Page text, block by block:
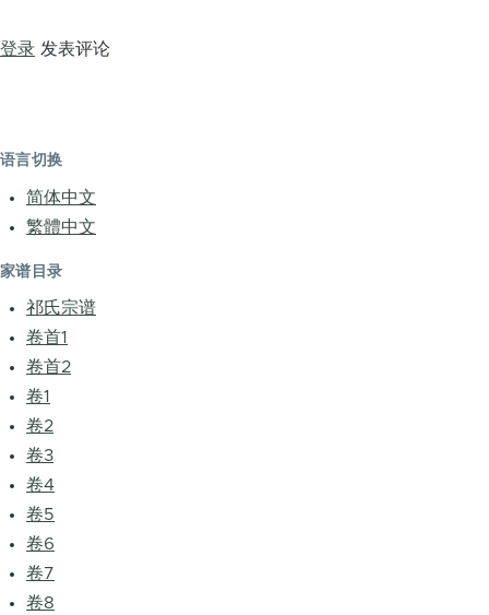
登录 发表评论
语言切换
简体中文
繁體中文
家谱目录
祁氏宗谱
卷首1
卷首2
卷1
卷2
卷3
卷4
卷5
卷6
卷7
卷8